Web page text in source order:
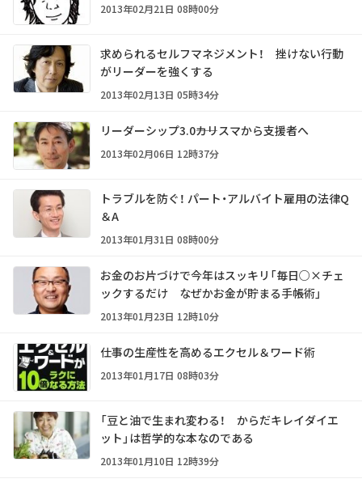
2013年02月21日 08時00分
求められるセルフマネジメント！ 挫けない行動
がリーダーを強くする
2013年02月13日 05時34分
リーダーシップ3.0――カリスマから支援者へ
2013年02月06日 12時37分
トラブルを防ぐ！ パート・アルバイト雇用の法律Q
＆A
2013年01月31日 08時00分
お金のお片づけで今年はスッキリ「毎日○×チェ
ックするだけ なぜかお金が貯まる手帳術」
2013年01月23日 12時10分
仕事の生産性を高めるエクセル＆ワード術
2013年01月17日 08時03分
「豆と油で生まれ変わる！ からだキレイダイエ
ット」は哲学的な本なのである
2013年01月10日 12時39分